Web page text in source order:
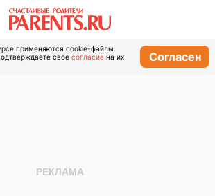
применяются cookie-файлы.
свое согласие на их
Согласен